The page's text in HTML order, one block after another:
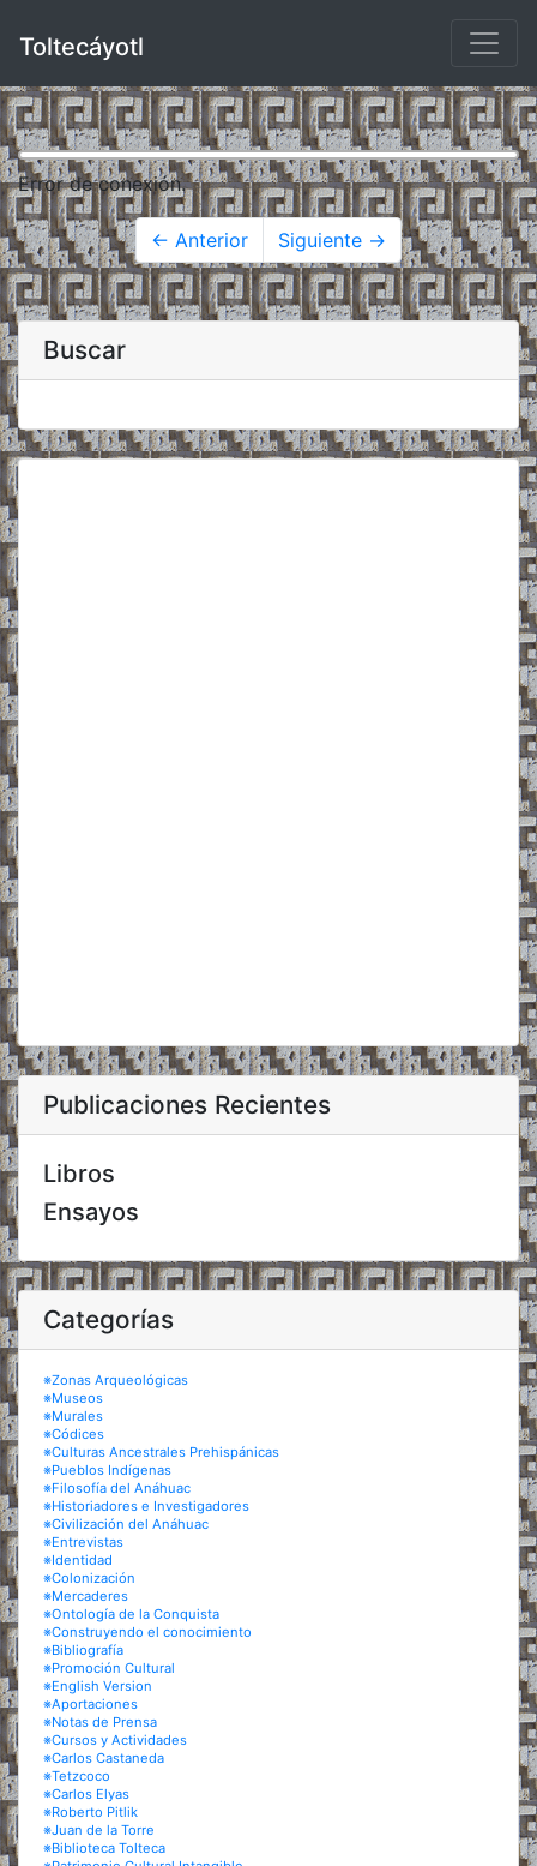
Toltecáyotl
Error de conexión.
← Anterior Siguiente →
Buscar
Publicaciones Recientes
Libros
Ensayos
Categorías
※Zonas Arqueológicas
※Museos
※Murales
※Códices
※Culturas Ancestrales Prehispánicas
※Pueblos Indígenas
※Filosofía del Anáhuac
※Historiadores e Investigadores
※Civilización del Anáhuac
※Entrevistas
※Identidad
※Colonización
※Mercaderes
※Ontología de la Conquista
※Construyendo el conocimiento
※Bibliografía
※Promoción Cultural
※English Version
※Aportaciones
※Notas de Prensa
※Cursos y Actividades
※Carlos Castaneda
※Tetzcoco
※Carlos Elyas
※Roberto Pitlik
※Juan de la Torre
※Biblioteca Tolteca